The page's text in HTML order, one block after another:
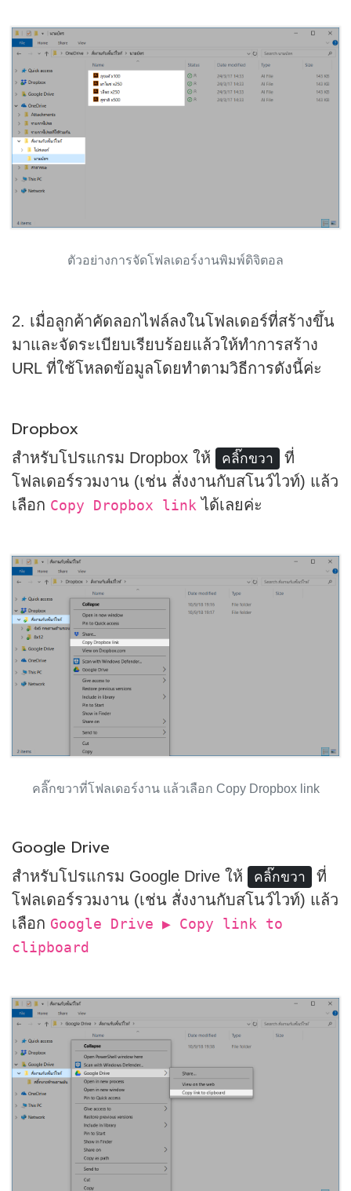
ตัวอย่างการจัดโฟลเดอร์งานพิมพ์ดิจิตอล
2. เมื่อลูกค้าคัดลอกไฟล์ลงในโฟลเดอร์ที่สร้างขึ้น
มาและจัดระเบียบเรียบร้อยแล้วให้ทำการสร้าง
URL ที่ใช้โหลดข้อมูลโดยทำตามวิธีการดังนี้ค่ะ
Dropbox
สำหรับโปรแกรม Dropbox ให้ คลิ๊กขวา
ที่
โฟลเดอร์รวมงาน (เช่น สั่งงานกับสโนว์ไวท์) แล้ว
เลือก Copy Dropbox link ได้เลยค่ะ
คลิ๊กขวาที่โฟลเดอร์งาน แล้วเลือก Copy Dropbox link
Google Drive
สำหรับโปรแกรม Google Drive ให้ คลิ๊กขวา
ที่
โฟลเดอร์รวมงาน (เช่น สั่งงานกับสโนว์ไวท์) แล้ว
เลือก Google Drive ▶ Copy link to
clipboard